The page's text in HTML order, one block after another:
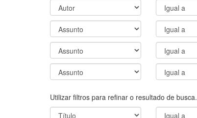
Utilizar filtros para refinar o resultado de busca.